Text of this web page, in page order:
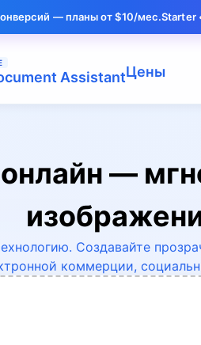
планы от $10/мес.Starter • $4.99 •
AssistantЦены
—
Создавайте
коммерции,